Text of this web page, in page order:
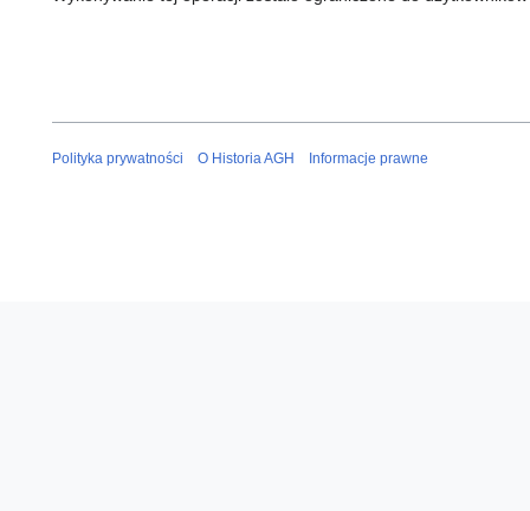
Polityka prywatności O Historia AGH Informacje prawne